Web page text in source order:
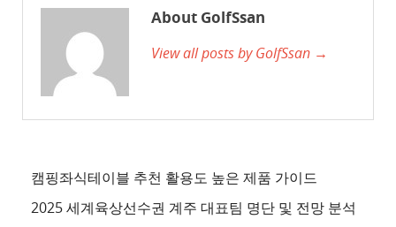
이
트
About GolfSsan
View all posts by GolfSsan →
캠핑좌식테이블 추천 활용도 높은 제품 가이드
2025 세계육상선수권 계주 대표팀 명단 및 전망 분석